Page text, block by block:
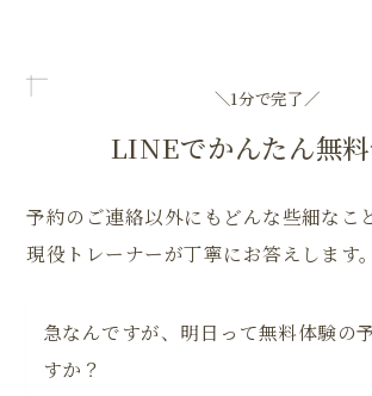
＼1分で完了／
LINEでかんたん無
予約のご連絡以外にもどんな些細なこ
現役トレーナーが丁寧にお答えします。
急なんですが、明日って無料体験の
すか？